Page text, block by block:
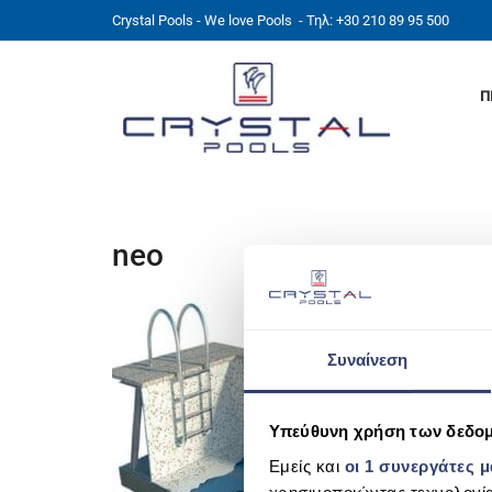
Συναίνεση
Υπεύθυνη χρήση των
Εμείς και οι 1 συνεργάτες
Crystal Pools - We love Pools - Τηλ: +30 210 89 95 500
neo